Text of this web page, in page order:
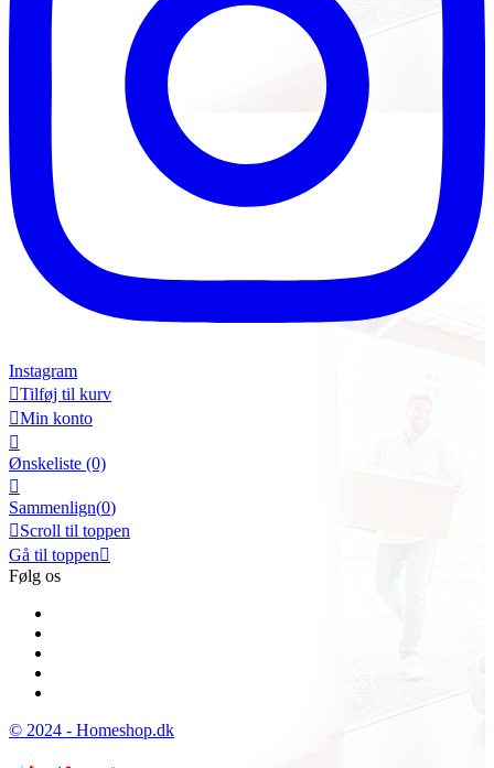
Instagram
Tilføj til kurv
Min konto

Ønskeliste (0)

Sammenlign(0)
Scroll til toppen
Gå til toppen
Følg os
© 2024 - Homeshop.dk